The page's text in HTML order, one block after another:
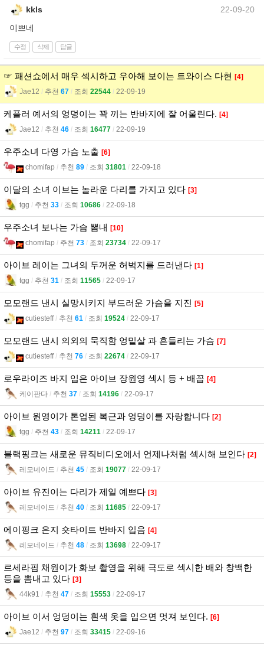
kkls
22-09-20
이쁘네
수정 삭제 답글
☞ 패션쇼에서 매우 섹시하고 우아해 보이는 트와이스 다현 [4]
Jae12 l 추천 67 l 조회 22544 l 22-09-19
케플러 예서의 엉덩이는 꽉 끼는 반바지에 잘 어울린다. [4]
Jae12 l 추천 46 l 조회 16477 l 22-09-19
우주소녀 다영 가슴 노출 [6]
chomifap l 추천 89 l 조회 31801 l 22-09-18
이달의 소녀 이브는 놀라운 다리를 가지고 있다 [3]
tgg l 추천 33 l 조회 10686 l 22-09-18
우주소녀 보나는 가슴 뽐내 [10]
chomifap l 추천 73 l 조회 23734 l 22-09-17
아이브 레이는 그녀의 두꺼운 허벅지를 드러낸다 [1]
tgg l 추천 31 l 조회 11565 l 22-09-17
모모랜드 낸시 실망시키지 부드러운 가슴을 지진 [5]
cutiesteffl 추천 61 l 조회 19524 l 22-09-17
모모랜드 낸시 의외의 묵직함 엉밑살 과 흔들리는 가슴 [7]
cutiesteffl 추천 76 l 조회 22674 l 22-09-17
로우라이즈 바지 입은 아이브 장원영 섹시 등 + 배꼽 [4]
케이판다 l 추천 37 l 조회 14196 l 22-09-17
아이브 원영이가 톤업된 복근과 엉덩이를 자랑합니다 [2]
tgg l 추천 43 l 조회 14211 l 22-09-17
블랙핑크는 새로운 뮤직비디오에서 언제나처럼 섹시해 보인다 [2]
레모네이드 l 추천 45 l 조회 19077 l 22-09-17
아이브 유진이는 다리가 제일 예쁘다 [3]
레모네이드 l 추천 40 l 조회 11685 l 22-09-17
에이핑크 은지 숏타이트 반바지 입음 [4]
레모네이드 l 추천 48 l 조회 13698 l 22-09-17
르세라핌 채원이가 화보 촬영을 위해 극도로 섹시한 배와 창백한
등을 뽐내고 있다 [3]
44k91 l 추천 47 l 조회 15553 l 22-09-17
아이브 이서 엉덩이는 흰색 옷을 입으면 멋져 보인다. [6]
Jae12 l 추천 97 l 조회 33415 l 22-09-16